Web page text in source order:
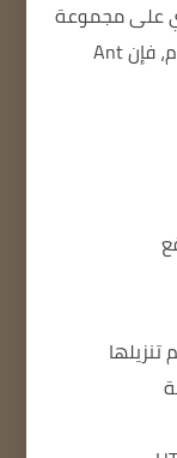
على مجموعة
وسهل الاستخدام، فإن Ant